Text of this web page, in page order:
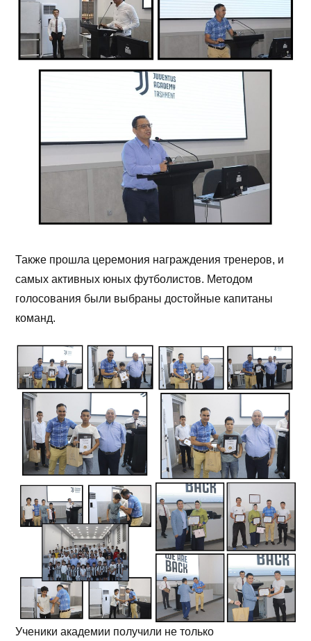
Также прошла церемония награждения тренеров, и
самых активных юных футболистов. Методом
голосования были выбраны достойные капитаны
команд.
Ученики академии получили не только